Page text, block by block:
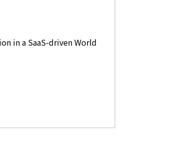
in a SaaS-driven World